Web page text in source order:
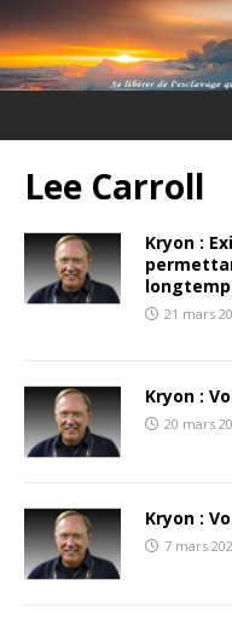
Lee Carroll
Kryon :
21 mars
Kryon :
20 mars
Kryon :
7 mars